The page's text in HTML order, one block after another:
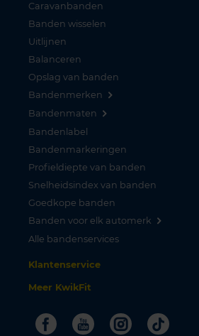
Caravanbanden
Banden wisselen
Uitlijnen
Balanceren
Opslag van banden
Bandenmerken
Bandenmaten
Bandenlabel
Bandenmarkeringen
Profieldiepte van banden
Snelheidsindex van banden
Goedkope banden
Banden voor elk automerk
Alle bandenservices
Klantenservice
Meer KwikFit
FacebookYoutubeInstagram
Tiktok